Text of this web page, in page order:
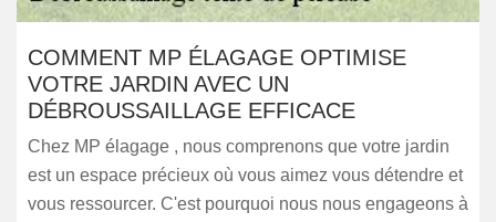
COMMENT MP ÉLAGAGE OPTIMISE
VOTRE JARDIN AVEC UN
DÉBROUSSAILLAGE EFFICACE
Chez MP élagage , nous comprenons que votre jardin
est un espace précieux où vous aimez vous détendre et
vous ressourcer. C'est pourquoi nous nous engageons à